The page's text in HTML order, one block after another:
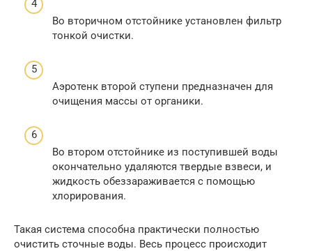
Во вторичном отстойнике установлен фильтр
тонкой очистки.
Аэротенк второй ступени предназначен для
очищения массы от органики.
Во втором отстойнике из поступившей воды
окончательно удаляются твердые взвеси, и
жидкость обеззараживается с помощью
хлорирования.
Такая система способна практически полностью
очистить сточные воды. Весь процесс происходит